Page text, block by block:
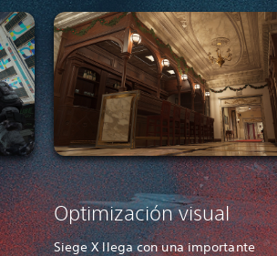
Optimización visual
Siege X llega con una importante